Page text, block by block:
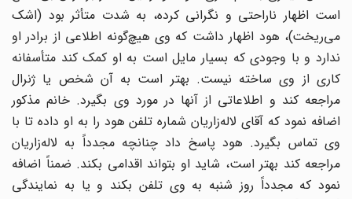
است اظهار ناراحتی و نگرانی کرده، به شدت متأثر بود (اشک
می‌ریخت)، هود اظهار داشت که وی هیچ‌گونه اطلاعی از برادر او
ندارد و با وجودی که بسیار مایل است به او کمک کند متأسفانه
کاری از وی ساخته نیست. بهتر است به آن شخص یا ژنرال
مراجعه کند و اطلاعاتی از آنها در مورد وی بگیرد. خانم مذکور
اضافه نمود که آقای لاله‌زاریان شماره تلفن هود را به او داده تا با
وی تماس بگیرد. هود پاسخ داد چنانچه مجدداً به لاله‌زاریان
مراجعه کند بهتر است، شاید او بتواند اقدامی بکند. ضمناً اضافه
نمود که مجدداً روز شنبه به وی تلفن بکند و یا به نمایندگی